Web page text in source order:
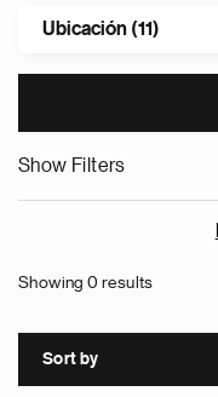
Ubicación (11)
Show Filters
Showing 0 results
Sort by